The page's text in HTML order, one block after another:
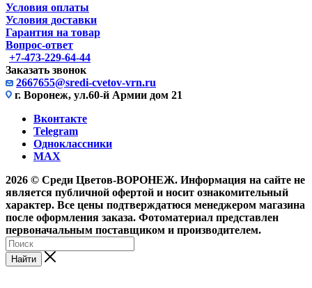
Условия оплаты
Условия доставки
Гарантия на товар
Вопрос-ответ
+7-473-229-64-44
Заказать звонок
2667655@sredi-cvetov-vrn.ru
г. Воронеж, ул.60-й Армии дом 21
Вконтакте
Telegram
Одноклассники
MAX
2026 © Среди Цветов-ВОРОНЕЖ. Информация на сайте не
является публичной офертой и носит ознакомительный
характер. Все цены подтверждатюся менеджером магазина
после оформления заказа. Фотоматериал представлен
первоначальным поставщиком и производителем.
Найти